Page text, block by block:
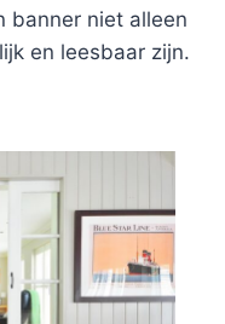
banner niet alleen
en leesbaar zijn.